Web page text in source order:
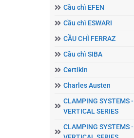
Cầu chì EFEN
Cầu chì ESWARI
CẦU CHÌ FERRAZ
Cầu chì SIBA
Certikin
Charles Austen
CLAMPING SYSTEMS -
VERTICAL SERIES
CLAMPING SYSTEMS -